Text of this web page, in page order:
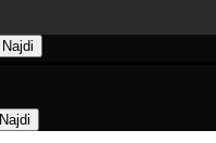
Najdi
Najdi